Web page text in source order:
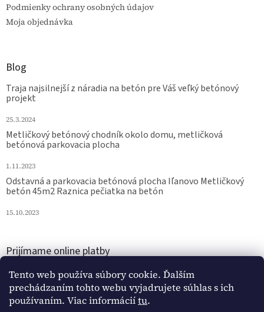
Tento web používa súbory cookie. Ďalším
prechádzaním tohto webu vyjadrujete súhlas s ich
používaním. Viac informáciítu.
Podmienky ochrany osobných údajov
Moja objednávka
Blog
Traja najsilnejší z náradia na betón pre Váš veľký betónový
projekt
25.3.2024
Metličkový betónový chodník okolo domu, metličková
betónová parkovacia plocha
1.11.2023
Odstavná a parkovacia betónová plocha Iľanovo Metličkový
betón 45m2 Raznica pečiatka na betón
15.10.2023
Prijímame online platby